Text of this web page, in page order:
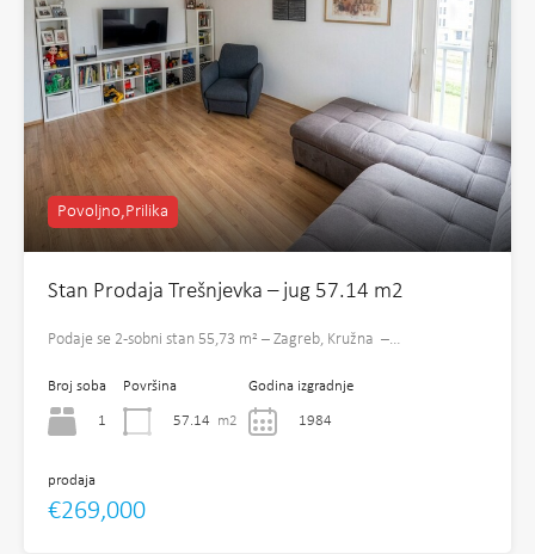
Povoljno,Prilika
Stan Prodaja Trešnjevka – jug 57.14 m2
Podaje se 2-sobni stan 55,73 m² – Zagreb, Kružna –…
Broj soba
1
Površina
57.14 m2
Godina izgradnje
1984
prodaja
€269,000